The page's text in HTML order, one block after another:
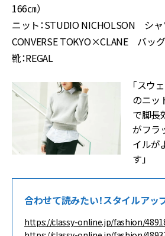
166㎝）
ニット：STUDIO NICHOLSON シ
CONVERSE TOKYO×CLANE バッ
靴：REGAL
「スウ
のニッ
で脚長
がフラ
イルが
す」
合わせて読みたい！スタイルアッ
https://classy-online.jp/fashion/